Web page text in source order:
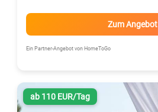
Zum Angebot
Ein Partner-Angebot von HomeToGo
ab 110 EUR/Tag